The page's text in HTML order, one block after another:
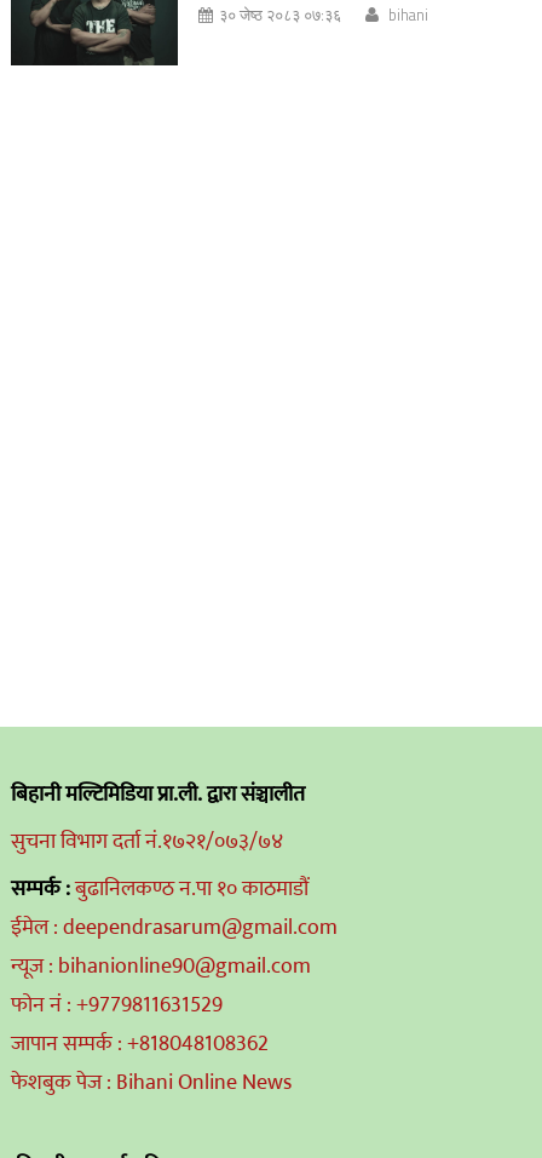
३० जेष्ठ २०८३ ०७:३६ bihani
बिहानी मल्टिमिडिया प्रा.ली. द्वारा संञ्चालीत
सुचना विभाग दर्ता नं.१७२१/०७३/७४
सम्पर्क :बुढानिलकण्ठ न.पा १० काठमाडौं
ईमेल : deependrasarum@gmail.com
न्यूज : bihanionline90@gmail.com
फोन नं : +9779811631529
जापान सम्पर्क : +818048108362
फेशबुक पेज : Bihani Online News